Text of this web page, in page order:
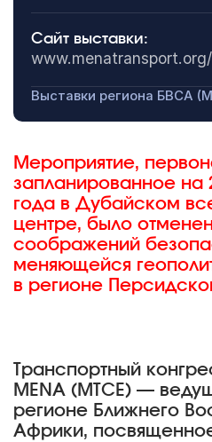
Сайт выставки:
Выставки региона БВСА
Мероприятие,
запланированное на
года в Дубайском
центре, было
соображений
меняющейся
в регионе
Транспортный
MENA (MTCE) —
регионе Ближнего
Африки,